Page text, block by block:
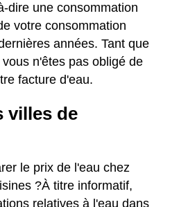
dire une consommation
votre consommation
années. Tant que
n'êtes pas obligé de
facture d'eau.
villes de
le prix de l'eau chez
?À titre informatif,
relatives à l'eau dans